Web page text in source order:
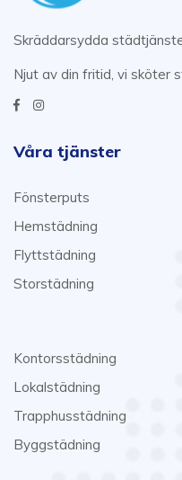
Skräddarsydda
Njut av din fritid, vi sköter
Våra tjänster
Fönsterputs
Hemstädning
Flyttstädning
Storstädning
Kontorsstädning
Lokalstädning
Trapphusstädning
Byggstädning